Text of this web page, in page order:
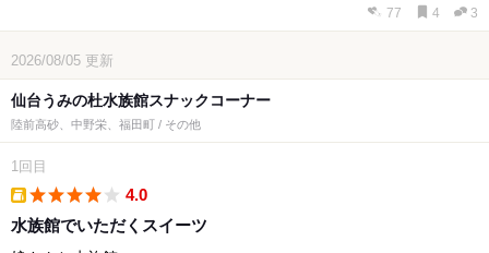
77 4 3
2026/08/05 更新
仙台うみの杜水族館スナックコーナー
陸前高砂、中野栄、福田町 / その他
1回目
4.0
水族館でいただくスイーツ